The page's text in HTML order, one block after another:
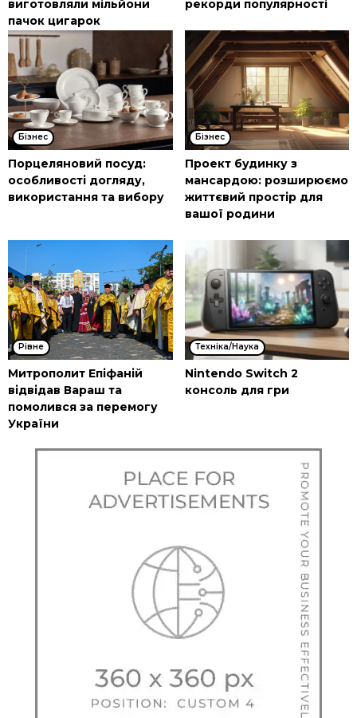
виготовляли мільйони
пачок цигарок
рекорди популярності
Бізнес
Порцеляновий посуд:
особливості догляду,
використання та вибору
Бізнес
Проект будинку з
мансардою: розширюємо
життєвий простір для
вашої родини
Рівне
Митрополит Епіфаній
відвідав Вараш та
помолився за перемогу
України
Техніка/Наука
Nintendo Switch 2
консоль для гри